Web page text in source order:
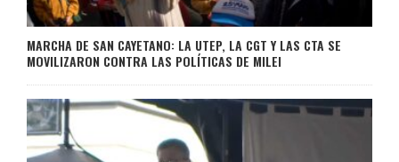
MARCHA DE SAN CAYETANO: LA UTEP, LA CGT Y LAS CTA SE
MOVILIZARON CONTRA LAS POLÍTICAS DE MILEI